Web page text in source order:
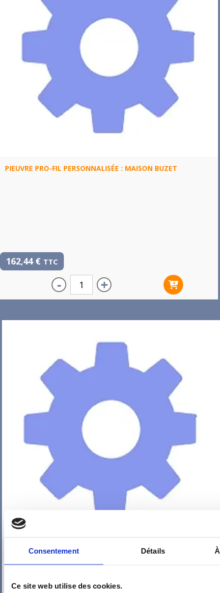
Consentement Détails
Ce site web utilise des cookies.
PIEUVRE PRO-FIL PERSONNALISÉE : MAISON BUZET
162,44 € TTC
- +
PIEUVRE PRO-FIL PERSONNALISÉE : CHAMBRE DRESSING